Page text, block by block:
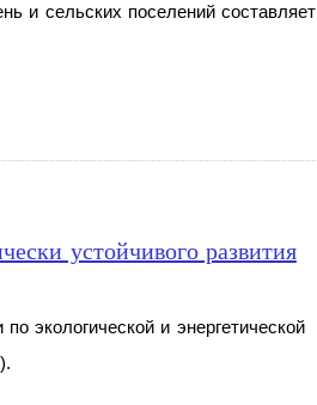
и сельских поселений составляет
устойчивого развития
по экологической и энергетической